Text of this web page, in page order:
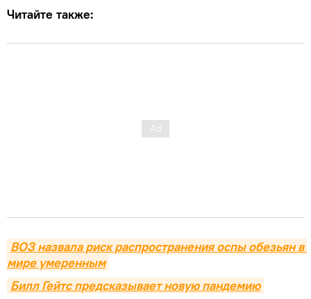
Читайте также:
ВОЗ назвала риск распространения оспы обезьян в
мире умеренным
Билл Гейтс предсказывает новую пандемию